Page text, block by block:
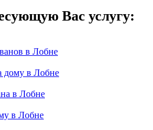
Вас услугу:
в Лобне
дому в Лобне
в Лобне
в Лобне